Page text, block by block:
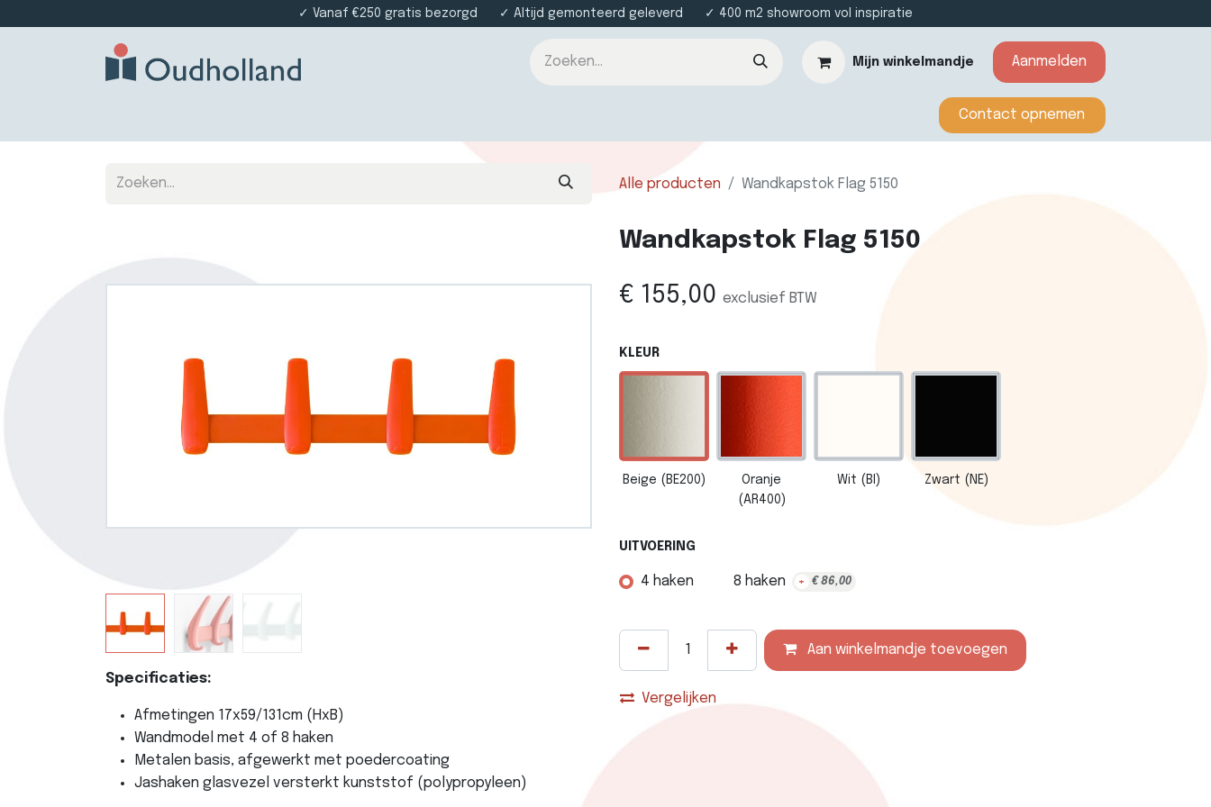
✓ Vanaf €250 gratis bezorgd ✓ Altijd gemonteerd geleverd ✓ 400 m2 showroom vol inspiratie
Mijn winkelmandje Aanmelden
​​​​​​Contact opnemen​​
Alle producten Wandkapstok Flag 5150
Specificaties:
Afmetingen 17x59/131cm (HxB)
Wandmodel met 4 of 8 haken
Metalen basis, afgewerkt met poedercoating
Jashaken glasvezel versterkt kunststof (polypropyleen)
Wandkapstok Flag 5150
€ 155,00 exclusief BTW
KLEUR
Beige (BE200)
Oranje
(AR400)
Wit (BI) Zwart (NE)
UITVOERING
4 haken 8 haken + € 86,00
Aan winkelmandje toevoegen
Vergelijken